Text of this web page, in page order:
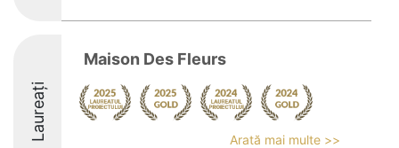
Laureați
Maison Des Fleurs
Arată mai multe >>